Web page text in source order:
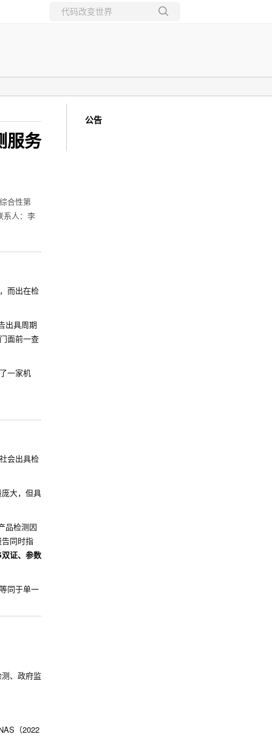
服务
合性第
系人：李
而出在检
出具周期
面前一查
一家机
会出具检
大，但具
品检测因
同时指
证、参数
同于单一
、政府监
（2022
公告